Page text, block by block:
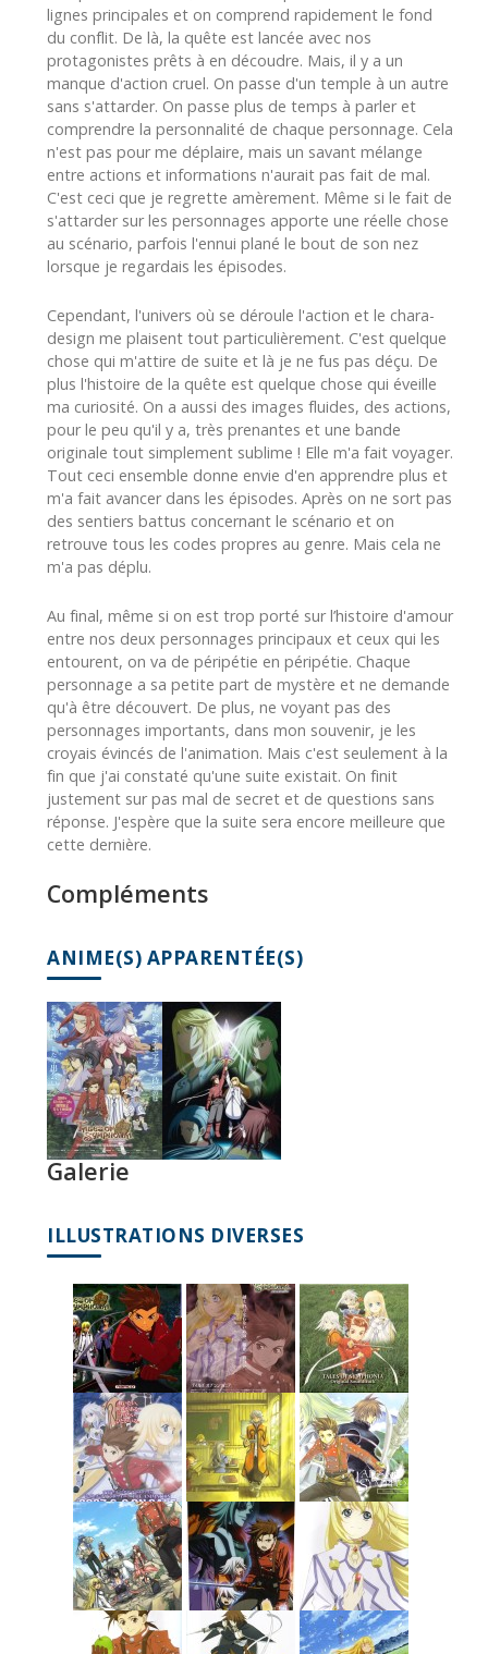
lignes principales et on comprend rapidement le fond
du conflit. De là, la quête est lancée avec nos
protagonistes prêts à en découdre. Mais, il y a un
manque d'action cruel. On passe d'un temple à un autre
sans s'attarder. On passe plus de temps à parler et
comprendre la personnalité de chaque personnage. Cela
n'est pas pour me déplaire, mais un savant mélange
entre actions et informations n'aurait pas fait de mal.
C'est ceci que je regrette amèrement. Même si le fait de
s'attarder sur les personnages apporte une réelle chose
au scénario, parfois l'ennui plané le bout de son nez
lorsque je regardais les épisodes.
Cependant, l'univers où se déroule l'action et le chara-
design me plaisent tout particulièrement. C'est quelque
chose qui m'attire de suite et là je ne fus pas déçu. De
plus l'histoire de la quête est quelque chose qui éveille
ma curiosité. On a aussi des images fluides, des actions,
pour le peu qu'il y a, très prenantes et une bande
originale tout simplement sublime ! Elle m'a fait voyager.
Tout ceci ensemble donne envie d'en apprendre plus et
m'a fait avancer dans les épisodes. Après on ne sort pas
des sentiers battus concernant le scénario et on
retrouve tous les codes propres au genre. Mais cela ne
m'a pas déplu.
Au final, même si on est trop porté sur l’histoire d'amour
entre nos deux personnages principaux et ceux qui les
entourent, on va de péripétie en péripétie. Chaque
personnage a sa petite part de mystère et ne demande
qu'à être découvert. De plus, ne voyant pas des
personnages importants, dans mon souvenir, je les
croyais évincés de l'animation. Mais c'est seulement à la
fin que j'ai constaté qu'une suite existait. On finit
justement sur pas mal de secret et de questions sans
réponse. J'espère que la suite sera encore meilleure que
cette dernière.
Compléments
ANIME(S) APPARENTÉE(S)
Galerie
ILLUSTRATIONS DIVERSES